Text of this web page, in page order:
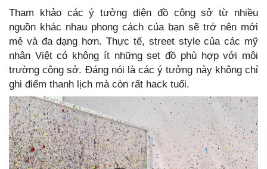
Tham khảo các ý tưởng diện đồ công sở từ nhiều
nguồn khác nhau phong cách của bạn sẽ trở nên mới
mẻ và đa dạng hơn. Thực tế, street style của các mỹ
nhân Việt có không ít những set đồ phù hợp với môi
trường công sở. Đáng nói là các ý tưởng này không chỉ
ghi điểm thanh lịch mà còn rất hack tuổi.